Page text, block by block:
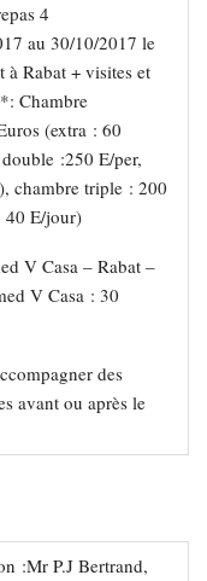
4
au 30/10/2017 le
à Rabat + visites et
Chambre
(extra : 60
:250 E/per,
chambre triple : 200
40 E/jour)
V Casa – Rabat –
V Casa : 30
des
avant ou après le
:Mr P.J Bertrand,